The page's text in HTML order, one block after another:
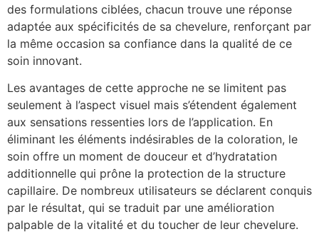
des formulations ciblées, chacun trouve une réponse
adaptée aux spécificités de sa chevelure, renforçant par
la même occasion sa confiance dans la qualité de ce
soin innovant.
Les avantages de cette approche ne se limitent pas
seulement à l’aspect visuel mais s’étendent également
aux sensations ressenties lors de l’application. En
éliminant les éléments indésirables de la coloration, le
soin offre un moment de douceur et d’hydratation
additionnelle qui prône la protection de la structure
capillaire. De nombreux utilisateurs se déclarent conquis
par le résultat, qui se traduit par une amélioration
palpable de la vitalité et du toucher de leur chevelure.